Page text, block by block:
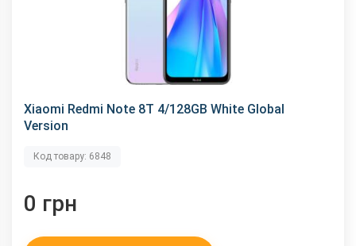
змінити без повідомлення.
Xiaomi Redmi Note 8T 4/128GB White Global
Version
Код товару: 6848
0 грн